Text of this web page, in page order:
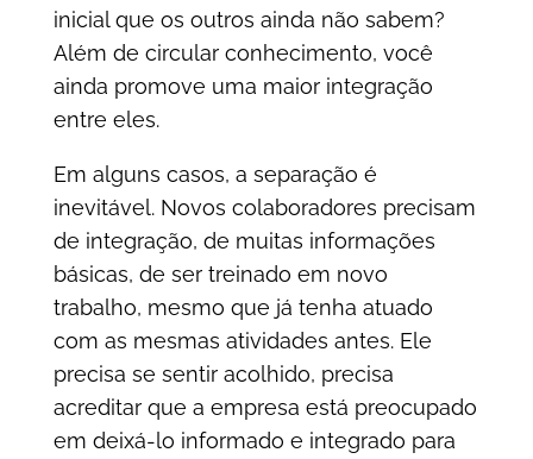
inicial que os outros ainda não sabem?
Além de circular conhecimento, você
ainda promove uma maior integração
entre eles.
Em alguns casos, a separação é
inevitável. Novos colaboradores precisam
de integração, de muitas informações
básicas, de ser treinado em novo
trabalho, mesmo que já tenha atuado
com as mesmas atividades antes. Ele
precisa se sentir acolhido, precisa
acreditar que a empresa está preocupado
em deixá-lo informado e integrado para